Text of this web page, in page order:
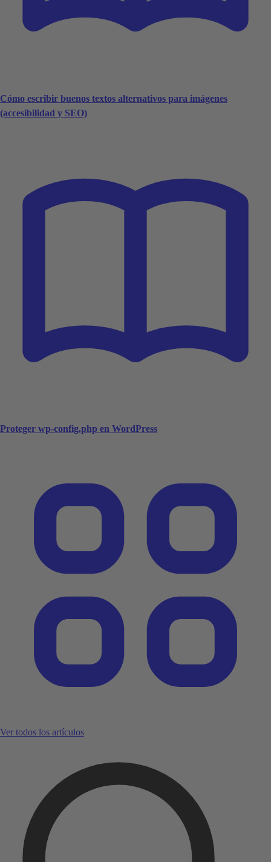
Cómo escribir buenos textos alternativos para imágenes
(accesibilidad y SEO)
Proteger wp-config.php en WordPress
Ver todos los artículos